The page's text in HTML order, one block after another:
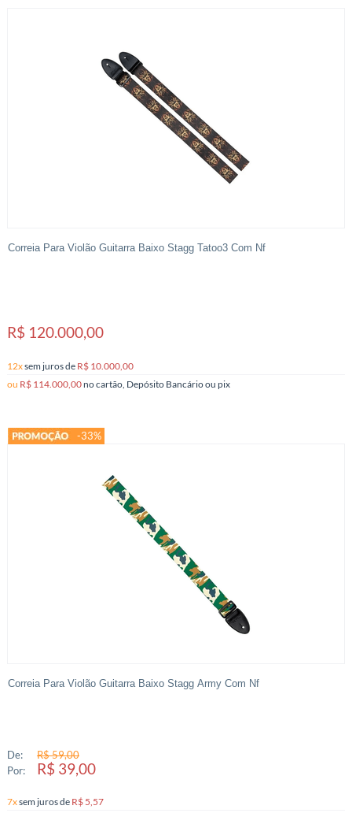
Correia Para Violão Guitarra Baixo Stagg Tatoo3 Com Nf
R$ 120.000,00
12xsem jurosde R$ 10.000,00
ou R$ 114.000,00 no cartão, Depósito Bancário ou pix
-33%
Correia Para Violão Guitarra Baixo Stagg Army Com Nf
De:
R$ 59,00
Por:
R$ 39,00
7xsem jurosde R$ 5,57